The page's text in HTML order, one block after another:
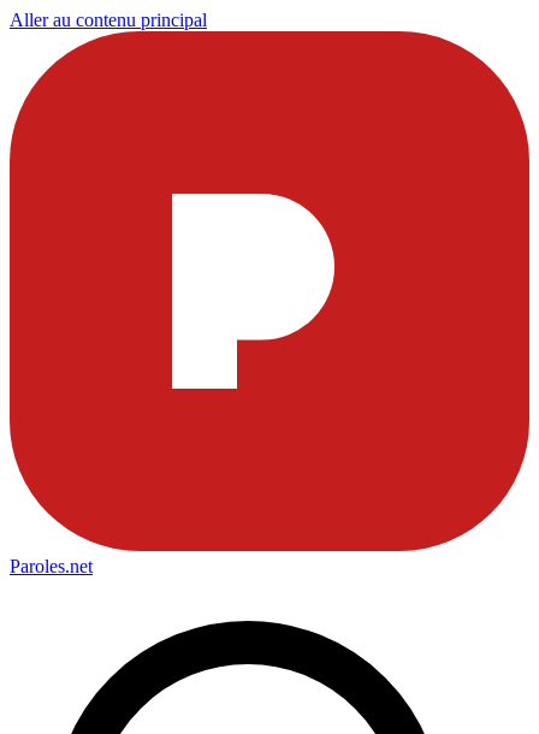
Aller au contenu principal
Paroles.net